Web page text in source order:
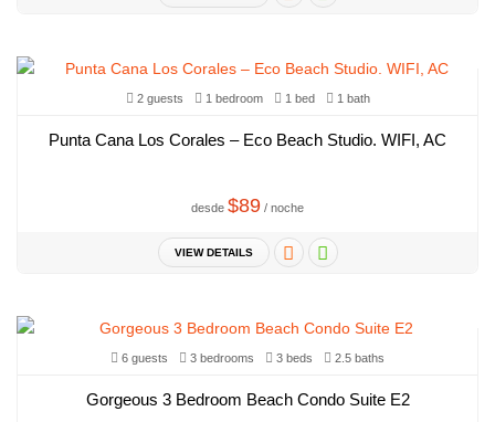
2 guests 1 bedroom 1 bed 1 bath
Punta Cana Los Corales – Eco Beach Studio. WIFI, AC
desde $89 / noche
VIEW DETAILS
6 guests 3 bedrooms 3 beds 2.5 baths
Gorgeous 3 Bedroom Beach Condo Suite E2